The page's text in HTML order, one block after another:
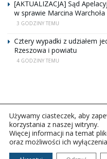
[AKTUALIZACJA] Sąd
w sprawie Marcina
3 GODZINY TEMU
Cztery wypadki z udziałem
Rzeszowa i powiatu
4 GODZINY TEMU
Copyright © 2026Polskie
Używamy ciasteczek, aby
korzystania z naszej witryny.
Więcej informacji na temat
oraz możliwości ich